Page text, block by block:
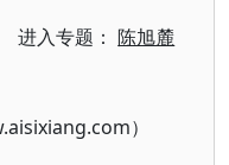
进入专题：陈旭麓
）